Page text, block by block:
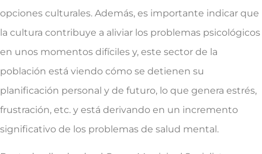
opciones culturales. Además, es importante indicar que
la cultura contribuye a aliviar los problemas psicológicos
en unos momentos difíciles y, este sector de la
población está viendo cómo se detienen su
planificación personal y de futuro, lo que genera estrés,
frustración, etc. y está derivando en un incremento
significativo de los problemas de salud mental.